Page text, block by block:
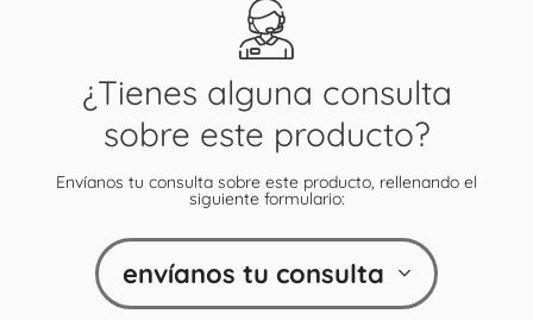
¿Tienes alguna consulta
sobre este producto?
Envíanos tu consulta sobre este producto, rellenando el
siguiente formulario:
envíanos tu consulta